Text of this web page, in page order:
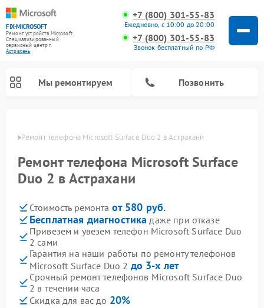
FIX-MICROSOFT
Ремонт устройств Microsoft
Специализированный
cервисный центр г.
Астрахань
+7 (800) 301-55-83
Ежедневно, с 10:00 до 20:00
+7 (800) 301-55-83
Звонок бесплатный по РФ
Мы ремонтируем Позвонить
Ремонт телефона Microsoft Surface Duo 2 в Астрахани
Ремонт телефона Microsoft Surface
Duo 2 в Астрахани
Стоимость ремонта от 580 руб.
Бесплатная диагностика даже при отказе
Привезем и увезем телефон Microsoft Surface Duo
2 сами
Гарантия на наши работы по ремонту телефонов
Microsoft Surface Duo 2 до 3-х лет
Срочный ремонт телефонов Microsoft Surface Duo
2 в течении часа
Скидка для вас до 20%